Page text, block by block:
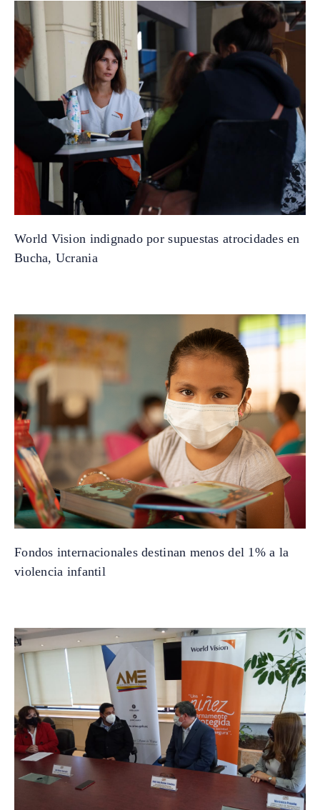
World Vision indignado por supuestas atrocidades en
Bucha, Ucrania
Fondos internacionales destinan menos del 1% a la
violencia infantil